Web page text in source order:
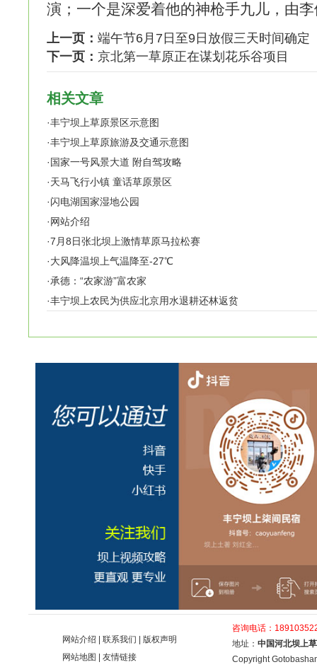
演；一个是深爱着他的神枪手九儿，由
上一页： 端午节6月7日至9日放假三天时间确定
下一页： 京北第一草原正在谋划花乐谷项目
相关文章
·丰宁坝上草原景区示意图
·丰宁坝上草原旅游及交通示意图
· 国家一号风景大道 附自驾攻略
·天马飞行小镇 童话草原景区
·闪电湖国家湿地公园
·网站介绍
·7月8日张北坝上激情草原马拉松赛
·大风降温坝上气温降至-27℃
·承德：“农家游”富农家
·丰宁坝上农民为供应北京用水退耕还林返贫
网站介绍 联系我们
版权声明
网站地图
友情链接
咨询电话：
地址： 中国河北坝上
Copyright